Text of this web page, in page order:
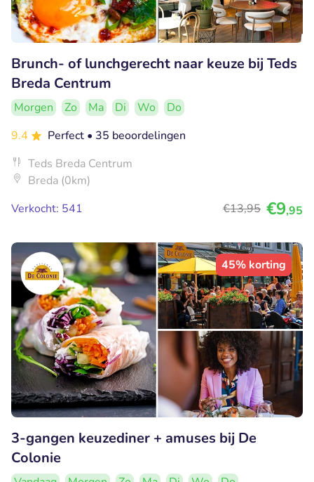
Brunch- of lunchgerecht naar keuze bij Teds
Breda Centrum
Morgen Zo Ma Di Wo
Do
9.4
Perfect • 35 beoordelingen
Teds Breda Centrum
Breda (0km)
Verkocht: 541
€13,95 €9,95
45% korting
3-gangen keuzediner + amuses bij De
Colonie